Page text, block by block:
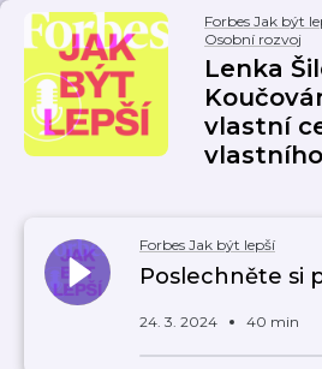
Forbes Jak být
Osobní rozvoj
Lenka
vlastní
Forbes Jak být lepší
Poslechněte si
24. 3. 2024 40 min